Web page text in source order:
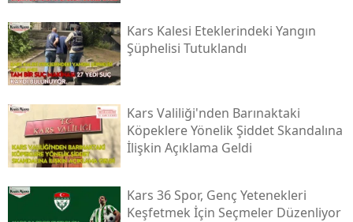
Samsun
Sivas
Tokat
Kars Kalesi Eteklerindeki Yangın
Şüphelisi Tutuklandı
Kars Valiliği'nden Barınaktaki
Köpeklere Yönelik Şiddet Skandalına
İlişkin Açıklama Geldi
Kars 36 Spor, Genç Yetenekleri
Keşfetmek İçin Seçmeler Düzenliyor